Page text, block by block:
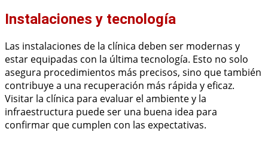
Instalaciones y tecnología
Las instalaciones de la clínica deben ser modernas y
estar equipadas con la última tecnología. Esto no solo
asegura procedimientos más precisos, sino que también
contribuye a una recuperación más rápida y eficaz.
Visitar la clínica para evaluar el ambiente y la
infraestructura puede ser una buena idea para
confirmar que cumplen con las expectativas.